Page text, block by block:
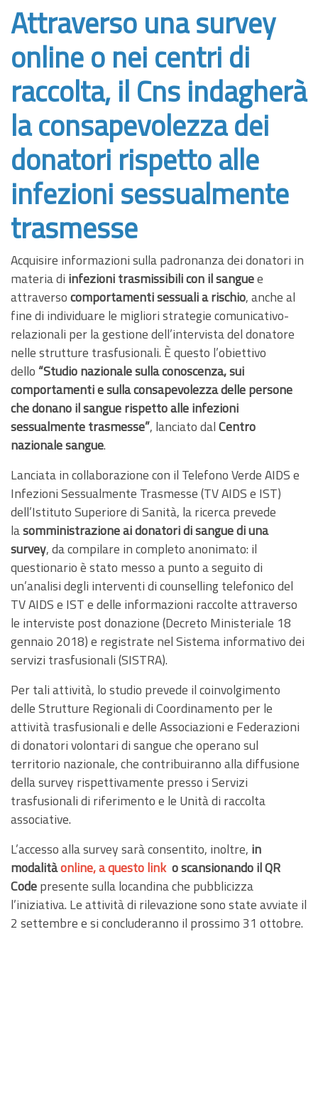
Attraverso una survey
online o nei centri di
raccolta, il Cns indagherà
la consapevolezza dei
donatori rispetto alle
infezioni sessualmente
trasmesse
Acquisire informazioni sulla padronanza dei donatori in
materia di infezioni trasmissibili con il sanguee
attraversocomportamenti sessuali a rischio, anche al
fine di individuare le migliori strategie comunicativo-
relazionali per la gestione dell’intervista del donatore
nelle strutture trasfusionali. È questo l’obiettivo
dello “Studio nazionale sulla conoscenza, sui
comportamenti e sulla consapevolezza delle persone
che donano il sangue rispetto alle infezioni
sessualmente trasmesse”, lanciato dalCentro
nazionale sangue.
Lanciata in collaborazione con il Telefono Verde AIDS e
Infezioni Sessualmente Trasmesse (TV AIDS e IST)
dell’Istituto Superiore di Sanità, la ricerca prevede
lasomministrazione ai donatori di sangue di una
survey, da compilare in completo anonimato: il
questionario è stato messo a punto a seguito di
un’analisi degli interventi di counselling telefonico del
TV AIDS e IST e delle informazioni raccolte attraverso
le interviste post donazione (Decreto Ministeriale 18
gennaio 2018) e registrate nel Sistema informativo dei
servizi trasfusionali (SISTRA).
Per tali attività, lo studio prevede il coinvolgimento
delle Strutture Regionali di Coordinamento per le
attività trasfusionali e delle Associazioni e Federazioni
di donatori volontari di sangue che operano sul
territorio nazionale, che contribuiranno alla diffusione
della survey rispettivamente presso i Servizi
trasfusionali di riferimento e le Unità di raccolta
associative.
L’accesso alla survey sarà consentito, inoltre, in
modalitàonline, a questo link o scansionando il QR
Codepresente sulla locandina che pubblicizza
l’iniziativa. Le attività di rilevazione sono state avviate il
2 settembre e si concluderanno il prossimo 31 ottobre.